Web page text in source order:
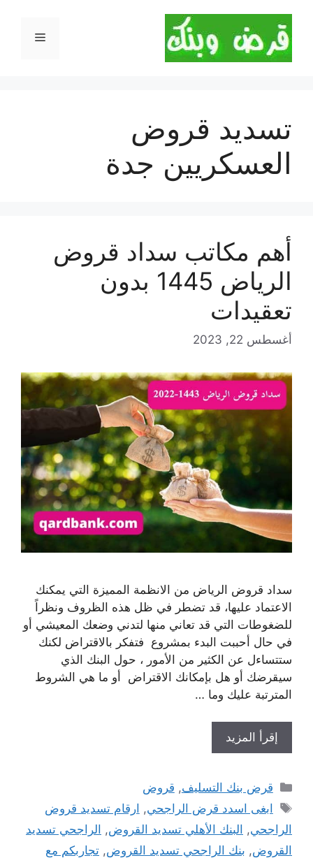
المحتوى
القائمة
تسديد قروض
العسكريين جدة
أهم مكاتب سداد قروض
الرياض 1445 بدون
تعقيدات
أغسطس 22, 2023
سداد قروض الرياض من الانظمة المميزة التي يمكنك
الاعتماد عليها، قد تضطر في ظل هذه الظروف ونظراً
للضغوطات التي قد تعاني منها لتدني وضعك المعيشي أو
في حال أحببت البدء بمشروع فتفكر بالاقتراض لكنك
ستتساءل عن الكثير من الأمور ، حول البنك الذي
سيقرضك أو هل بإمكانك الاقتراض أو ما هي الشروط
المترتبة عليك وما …
إقرأ المزيد
التصنيفات
قرض بنك التسليف, قروض
الوسوم
ابغى اسدد قرض الراجحي, ارقام تسديد قروض
الراجحي, البنك الأهلي تسديد القروض, الراجحي تسديد
القروض, بنك الراجحي تسديد القروض, تجاربكم مع